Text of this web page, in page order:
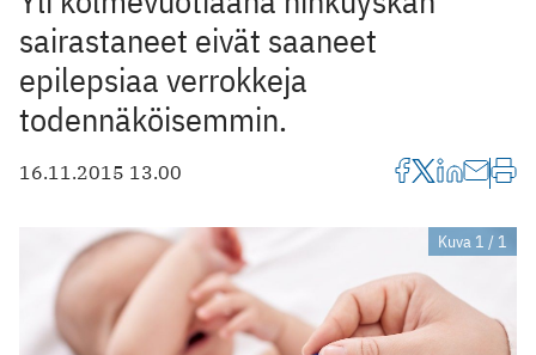
sairastaneet eivät saaneet
epilepsiaa verrokkeja
todennäköisemmin.
16.11.2015 13.00
Kuva 1 / 1